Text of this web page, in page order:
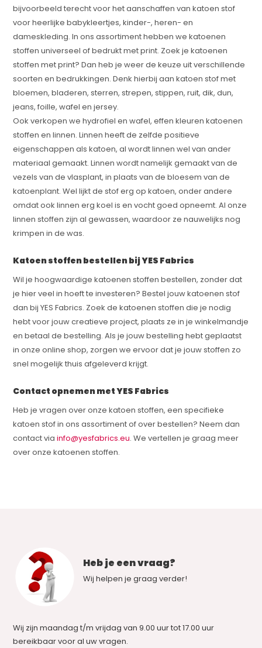
bijvoorbeeld terecht voor het aanschaffen van katoen stof
voor heerlijke babykleertjes, kinder-, heren- en
dameskleding. In ons assortiment hebben we katoenen
stoffen universeel of bedrukt met print. Zoek je katoenen
stoffen met print? Dan heb je weer de keuze uit verschillende
soorten en bedrukkingen. Denk hierbij aan katoen stof met
bloemen, bladeren, sterren, strepen, stippen, ruit, dik, dun,
jeans, foille, wafel en jersey.
Ook verkopen we hydrofiel en wafel, effen kleuren katoenen
stoffen en linnen. Linnen heeft de zelfde positieve
eigenschappen als katoen, al wordt linnen wel van ander
materiaal gemaakt. Linnen wordt namelijk gemaakt van de
vezels van de vlasplant, in plaats van de bloesem van de
katoenplant. Wel lijkt de stof erg op katoen, onder andere
omdat ook linnen erg koel is en vocht goed opneemt. Al onze
linnen stoffen zijn al gewassen, waardoor ze nauwelijks nog
krimpen in de was.
Katoen stoffen bestellen bij YES Fabrics
Wil je hoogwaardige katoenen stoffen bestellen, zonder dat
je hier veel in hoeft te investeren? Bestel jouw katoenen stof
dan bij YES Fabrics. Zoek de katoenen stoffen die je nodig
hebt voor jouw creatieve project, plaats ze in je winkelmandje
en betaal de bestelling. Als je jouw bestelling hebt geplaatst
in onze online shop, zorgen we ervoor dat je jouw stoffen zo
snel mogelijk thuis afgeleverd krijgt.
Contact opnemen met YES Fabrics
Heb je vragen over onze katoen stoffen, een specifieke
katoen stof in ons assortiment of over bestellen? Neem dan
contact viainfo@yesfabrics.eu. We vertellen je graag meer
over onze katoenen stoffen.
Heb je een vraag?
Wij helpen je graag verder!
Wij zijn maandag t/m vrijdag van 9.00 uur tot 17.00 uur
bereikbaar voor al uw vragen.